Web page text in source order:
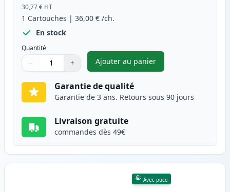
30,77 € HT
1 Cartouches | 36,00 € /ch.
En stock
Quantité
Quantité
Utilisez les boutons pour ajuster
− +
Quantité
Ajouter au panier
,Brother TN247 (TN243)
Garantie de qualité
Garantie de 3 ans. Retours sous 90 jours
Livraison gratuite
commandes dès 49€
Avec puce